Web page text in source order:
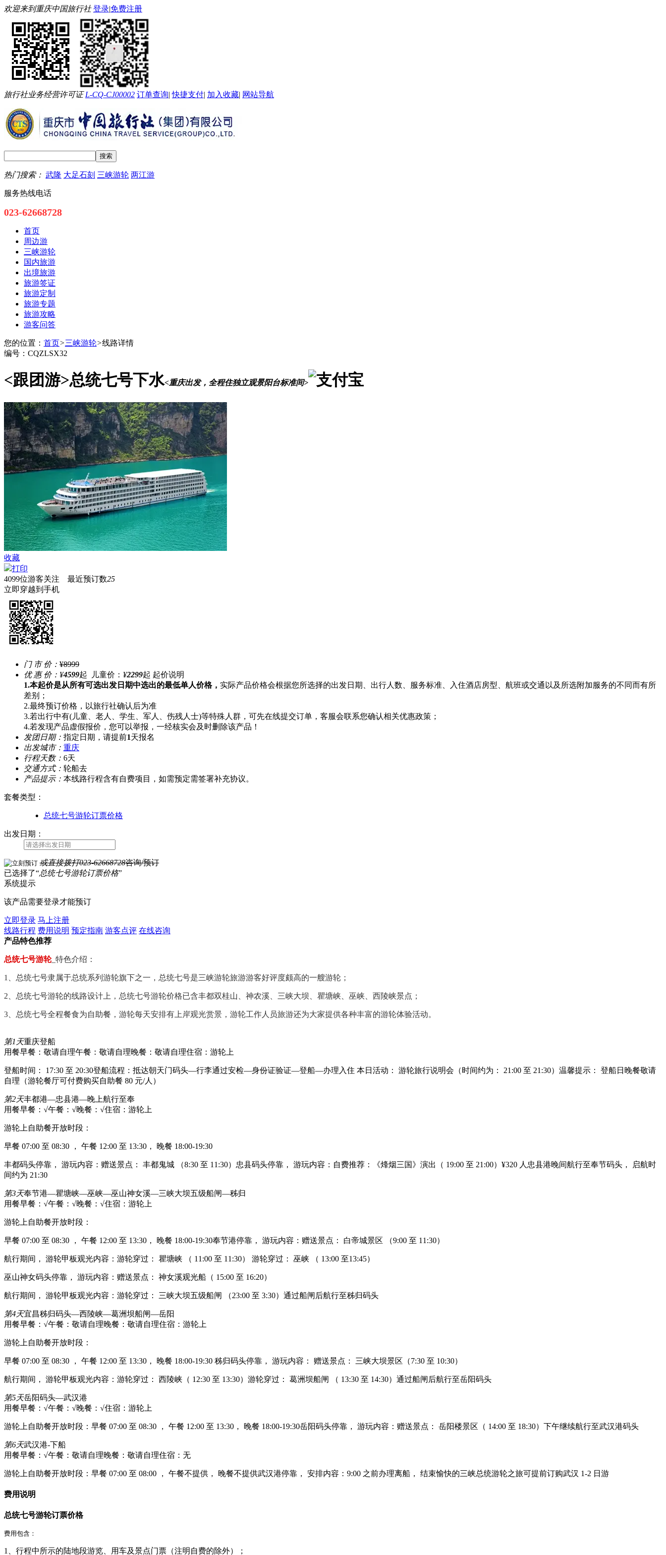
欢迎来到重庆中国旅行社登录|免费注册
旅行社业务经营许可证L-CQ-CJ00002 订单查询|快捷支付| 加入收藏| 网站导航
热门搜索： 武隆 大足石刻 三峡游轮 两江游
服务热线电话
023-62668728
首页
周边游
三峡游轮
国内旅游
出境旅游
旅游签证
旅游定制
旅游专题
旅游攻略
游客问答
您的位置： 首页>三峡游轮>线路详情
编号：CQZLSX32
<跟团游>总统七号下水<重庆出发，全程住独立观景阳台标准间>
收藏
打印
4099位游客关注 最近预订数25
立即穿越到手机
门 市 价： ¥8999
优 惠 价： ¥4599起 儿童价： ¥2299起 起价说明
1.本起价是从所有可选出发日期中选出的最低单人价格， 实际产品价格会根据您所选择的出发日期、出行人数、服务标准、入住酒店房型、航班或交通以及所选附加服务的不同而有所
差别；
2.最终预订价格，以旅行社确认后为准
3.若出行中有(儿童、老人、学生、军人、伤残人士)等特殊人群，可先在线提交订单，客服会联系您确认相关优惠政策；
4.若发现产品虚假报价，您可以举报，一经核实会及时删除该产品！
发团日期： 指定日期，请提前1天报名
出发城市： 重庆
行程天数： 6天
交通方式： 轮船去
产品提示： 本线路行程含有自费项目，如需预定需签署补充协议。
套餐类型 ：
总统七号游轮订票价格
出发日期：
或直接拨打023-62668728咨询/预订
已选择了“总统七号游轮订票价格”
系统提示
该产品需要登录才能预订
立即登录 马上注册
线路行程 费用说明 预定指南 游客点评 在线咨询
产品特色推荐
总统七号游轮_特色介绍：
1、总统七号隶属于总统系列游轮旗下之一，总统七号是三峡游轮旅游游客好评度颇高的一艘游轮；
2、总统七号游轮的线路设计上，总统七号游轮价格已含丰都双桂山、神农溪、三峡大坝、瞿塘峡、巫峡、西陵峡景点；
3、总统七号全程餐食为自助餐，游轮每天安排有上岸观光赏景，游轮工作人员旅游还为大家提供各种丰富的游轮体验活动。
第1天重庆登船
用餐早餐：敬请自理午餐：敬请自理晚餐：敬请自理住宿：游轮上
登船时间： 17:30 至 20:30登船流程：抵达朝天门码头—行李通过安检—身份证验证—登船—办理入住 本日活动： 游轮旅行说明会（时间约为： 21:00 至 21:30）温馨提示： 登船日晚餐敬请
自理（游轮餐厅可付费购买自助餐 80 元/人）
第2天丰都港—忠县港—晚上航行至奉
用餐早餐：√午餐：√晚餐：√住宿：游轮上
游轮上自助餐开放时段：
早餐 07:00 至 08:30 ， 午餐 12:00 至 13:30， 晚餐 18:00-19:30
丰都码头停靠， 游玩内容：赠送景点： 丰都鬼城 （8:30 至 11:30）忠县码头停靠， 游玩内容：自费推荐：《烽烟三国》演出（ 19:00 至 21:00）¥320 人忠县港晚间航行至奉节码头， 启航时
间约为 21:30
第3天奉节港—瞿塘峡—巫峡—巫山神女溪—三峡大坝五级船闸—秭归
用餐早餐：√午餐：√晚餐：√住宿：游轮上
游轮上自助餐开放时段：
早餐 07:00 至 08:30 ， 午餐 12:00 至 13:30， 晚餐 18:00-19:30奉节港停靠， 游玩内容：赠送景点： 白帝城景区 （9:00 至 11:30）
航行期间， 游轮甲板观光内容：游轮穿过： 瞿塘峡 （ 11:00 至 11:30） 游轮穿过： 巫峡 （ 13:00 至13:45）
巫山神女码头停靠， 游玩内容：赠送景点： 神女溪观光船（ 15:00 至 16:20）
航行期间， 游轮甲板观光内容：游轮穿过： 三峡大坝五级船闸 （23:00 至 3:30）通过船闸后航行至秭归码头
第4天宜昌秭归码头—西陵峡—葛洲坝船闸—岳阳
用餐早餐：√午餐：敬请自理晚餐：敬请自理住宿：游轮上
游轮上自助餐开放时段：
早餐 07:00 至 08:30 ， 午餐 12:00 至 13:30， 晚餐 18:00-19:30 秭归码头停靠， 游玩内容： 赠送景点： 三峡大坝景区（7:30 至 10:30）
航行期间， 游轮甲板观光内容：游轮穿过： 西陵峡（ 12:30 至 13:30）游轮穿过： 葛洲坝船闸 （ 13:30 至 14:30）通过船闸后航行至岳阳码头
第5天岳阳码头—武汉港
用餐早餐：√午餐：√晚餐：√住宿：游轮上
游轮上自助餐开放时段：早餐 07:00 至 08:30 ， 午餐 12:00 至 13:30， 晚餐 18:00-19:30岳阳码头停靠， 游玩内容：赠送景点： 岳阳楼景区（ 14:00 至 18:30）下午继续航行至武汉港码头
第6天武汉港-下船
用餐早餐：√午餐：敬请自理晚餐：敬请自理住宿：无
游轮上自助餐开放时段：早餐 07:00 至 08:00 ， 午餐不提供， 晚餐不提供武汉港停靠， 安排内容：9:00 之前办理离船， 结束愉快的三峡总统游轮之旅可提前订购武汉 1-2 日游
费用说明
总统七号游轮订票价格
费用包含：
1、行程中所示的陆地段游览、用车及景点门票（注明自费的除外）；